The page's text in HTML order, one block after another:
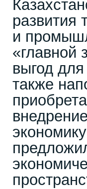
развития
и
«главной
выгод
также